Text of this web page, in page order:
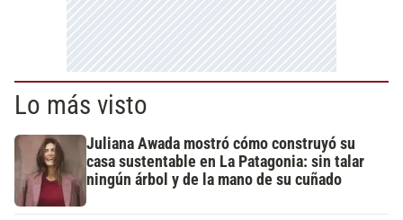
Lo más visto
Juliana Awada mostró cómo construyó su
casa sustentable en La Patagonia: sin talar
ningún árbol y de la mano de su cuñado